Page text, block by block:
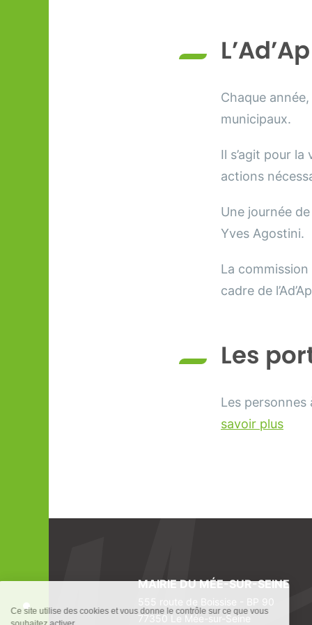
Chaque
municipaux.
Il s’agit pour
actions
Une journée
Yves Agostini.
La
cadre de
Les
Les
savoir plus
MAIRIE DU MÉE-SUR-SEINE
555 route de Boissise - BP 90
77350 Le Mée-sur-Seine
Ce site utilise des cookies et vous donne le contrôle sur ce que vous